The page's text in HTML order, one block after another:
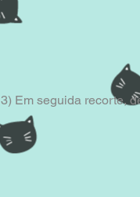
3) Em seguida recorte,